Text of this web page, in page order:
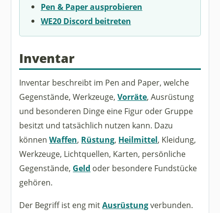
Pen & Paper ausprobieren
WE20 Discord beitreten
Inventar
Inventar beschreibt im Pen and Paper, welche
Gegenstände, Werkzeuge,Vorräte, Ausrüstung
und besonderen Dinge eine Figur oder Gruppe
besitzt und tatsächlich nutzen kann. Dazu
könnenWaffen, Rüstung, Heilmittel, Kleidung,
Werkzeuge, Lichtquellen, Karten, persönliche
Gegenstände, Geld oder besondere Fundstücke
gehören.
Der Begriff ist eng mitAusrüstungverbunden.